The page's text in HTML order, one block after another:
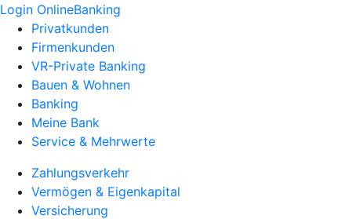
Login OnlineBanking
Privatkunden
Firmenkunden
VR-Private Banking
Bauen & Wohnen
Banking
Meine Bank
Service & Mehrwerte
Zahlungsverkehr
Vermögen & Eigenkapital
Versicherung